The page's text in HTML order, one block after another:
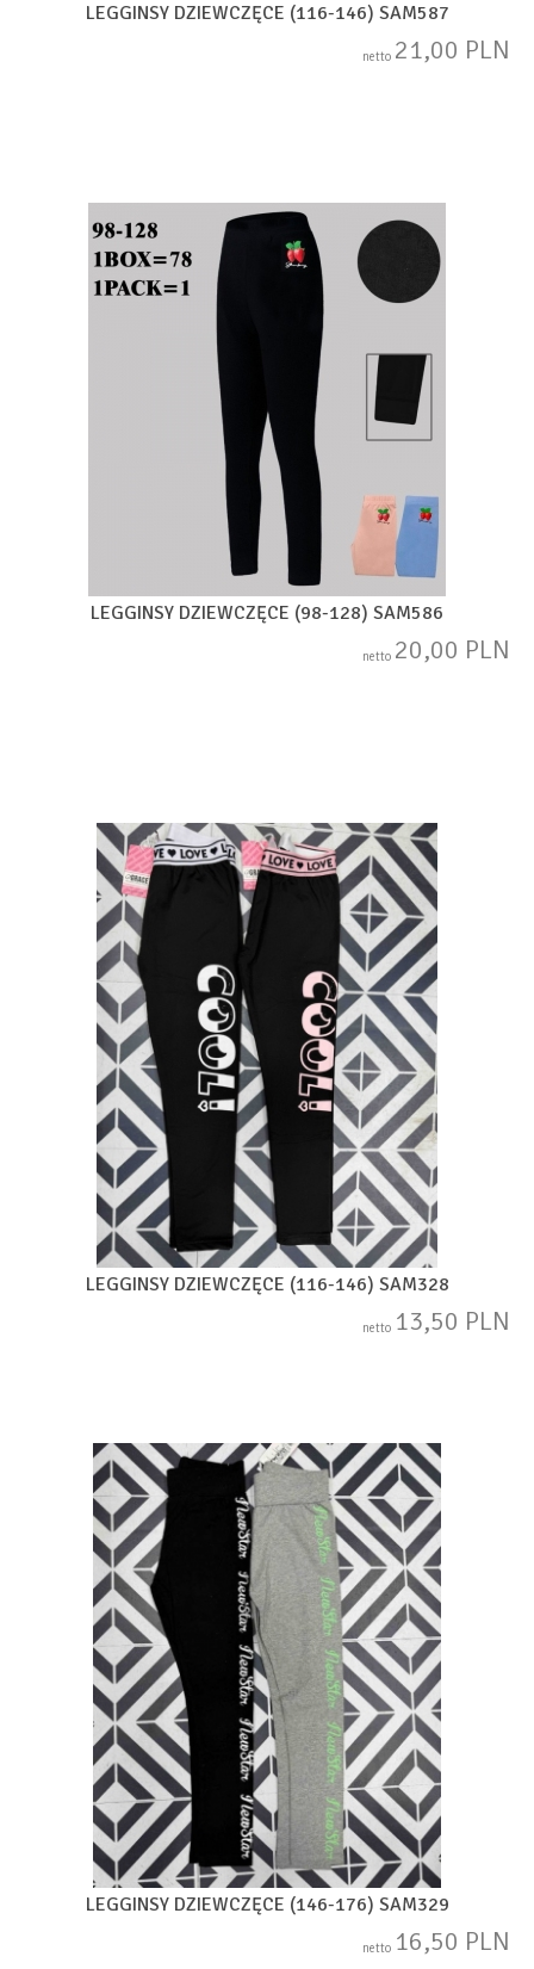
LEGGINSY DZIEWCZĘCE (116-146) SAM587
netto 21,00 PLN
LEGGINSY DZIEWCZĘCE (98-128) SAM586
netto 20,00 PLN
LEGGINSY DZIEWCZĘCE (116-146) SAM328
netto 13,50 PLN
LEGGINSY DZIEWCZĘCE (146-176) SAM329
netto 16,50 PLN